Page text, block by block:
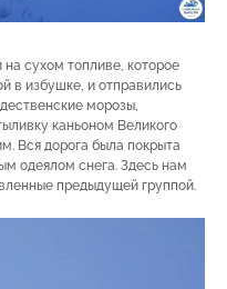
сухом топливе, которое
в избушке, и отправились
морозы,
каньоном Великого
Вся дорога была покрыта
одеялом снега. Здесь нам
предыдущей группой.